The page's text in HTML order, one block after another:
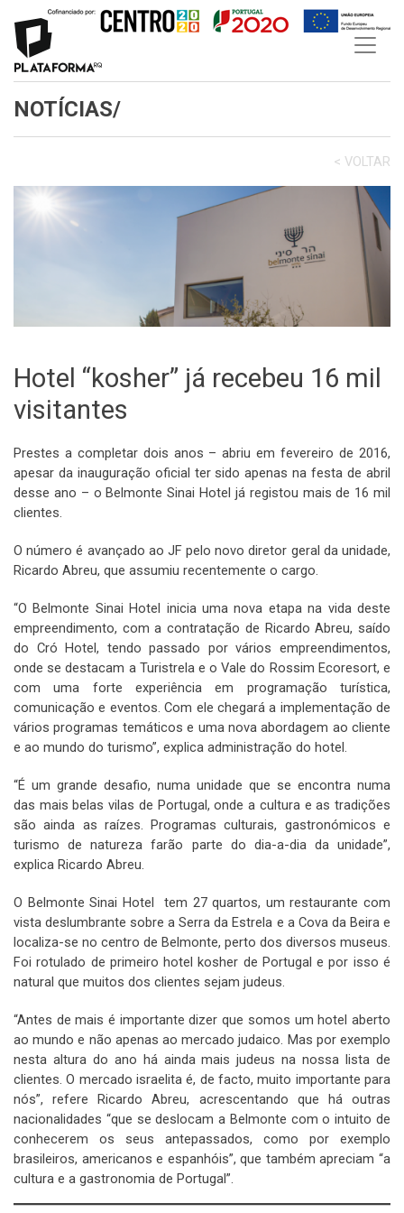
content
NOTÍCIAS/
< VOLTAR
Hotel “kosher” já recebeu 16 mil
visitantes
Prestes a completar dois anos – abriu em fevereiro de 2016,
apesar da inauguração oficial ter sido apenas na festa de abril
desse ano – o Belmonte Sinai Hotel já registou mais de 16 mil
clientes.
O número é avançado ao JF pelo novo diretor geral da unidade,
Ricardo Abreu, que assumiu recentemente o cargo.
“O Belmonte Sinai Hotel inicia uma nova etapa na vida deste
empreendimento, com a contratação de Ricardo Abreu, saído
do Cró Hotel, tendo passado por vários empreendimentos,
onde se destacam a Turistrela e o Vale do Rossim Ecoresort, e
com uma forte experiência em programação turística,
comunicação e eventos. Com ele chegará a implementação de
vários programas temáticos e uma nova abordagem ao cliente
e ao mundo do turismo”, explica administração do hotel.
“É um grande desafio, numa unidade que se encontra numa
das mais belas vilas de Portugal, onde a cultura e as tradições
são ainda as raízes. Programas culturais, gastronómicos e
turismo de natureza farão parte do dia-a-dia da unidade”,
explica Ricardo Abreu.
O Belmonte Sinai Hotel tem 27 quartos, um restaurante com
vista deslumbrante sobre a Serra da Estrela e a Cova da Beira e
localiza-se no centro de Belmonte, perto dos diversos museus.
Foi rotulado de primeiro hotel kosher de Portugal e por isso é
natural que muitos dos clientes sejam judeus.
“Antes de mais é importante dizer que somos um hotel aberto
ao mundo e não apenas ao mercado judaico. Mas por exemplo
nesta altura do ano há ainda mais judeus na nossa lista de
clientes. O mercado israelita é, de facto, muito importante para
nós”, refere Ricardo Abreu, acrescentando que há outras
nacionalidades “que se deslocam a Belmonte com o intuito de
conhecerem os seus antepassados, como por exemplo
brasileiros, americanos e espanhóis”, que também apreciam “a
cultura e a gastronomia de Portugal”.